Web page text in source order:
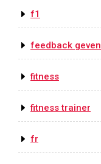
f1
feedback geven
fitness
fitness trainer
fr